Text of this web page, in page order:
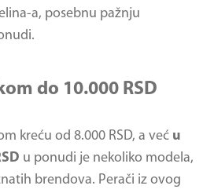
a, posebnu pažnju
do 10.000 RSD
kreću od 8.000 RSD, a već u
u ponudi je nekoliko modela,
brendova. Perači iz ovog